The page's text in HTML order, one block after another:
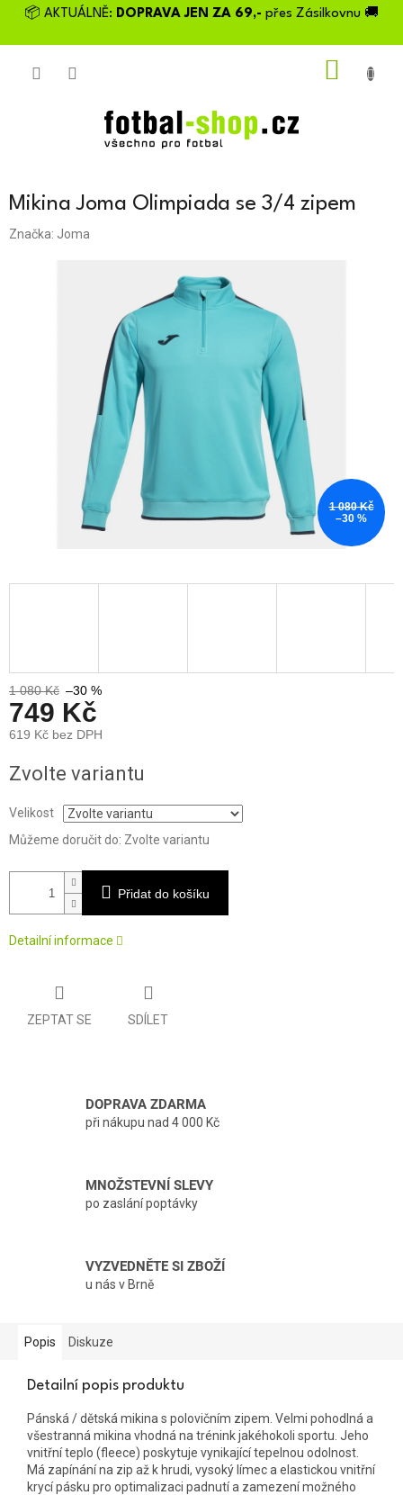
Přejít📦 AKTUÁLNĚ: DOPRAVA JEN ZA 69,- přes Zásilkovnu 🚚
Mikina Joma Olimpiada se 3/4 zipem
Značka: Joma
1 080 Kč
–30 %
1 080 Kč –30 %
749 Kč
619 Kč bez DPH
cena:
Zvolte variantu
Velikost
Můžeme doručit do: Zvolte variantu
Přidat do košíku
Detailní informace
ZEPTAT SE SDÍLET
DOPRAVA ZDARMA
při nákupu nad 4 000 Kč
MNOŽSTEVNÍ SLEVY
po zaslání poptávky
VYZVEDNĚTE SI ZBOŽÍ
u nás v Brně
Popis Diskuze
Detailní popis produktu
Pánská / dětská mikina s polovičním zipem. Velmi pohodlná a
všestranná mikina vhodná na trénink jakéhokoli sportu. Jeho
vnitřní teplo (fleece) poskytuje vynikající tepelnou odolnost.
Má zapínání na zip až k hrudi, vysoký límec a elastickou vnitřní
krycí pásku pro optimalizaci padnutí a zamezení možného